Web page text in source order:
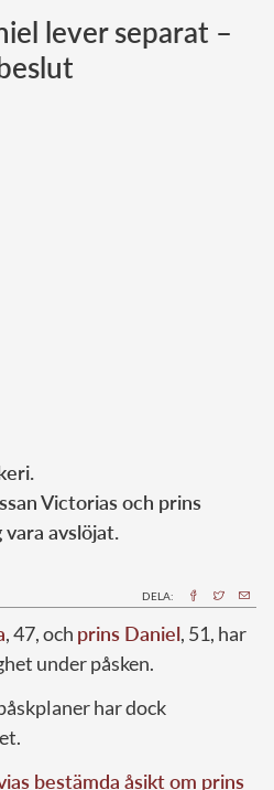
kungahuset
kungahuset
lever separat –
Victorias och prins
vara avslöjat.
DELA:
, 47, och prins Daniel, 51, har
under påsken.
har dock
bestämda åsikt om prins